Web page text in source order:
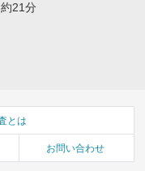
21分
とは
お問い合わせ